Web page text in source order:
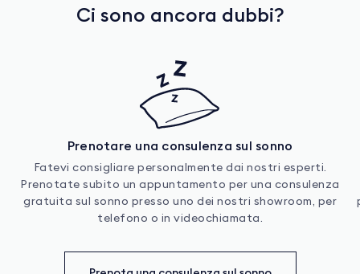
Ci sono ancora dubbi?
Prenotare una consulenza sul sonno
Fatevi consigliare personalmente dai nostri esperti.
Prenotate subito un appuntamento per una consulenza
gratuita sul sonno presso uno dei nostri showroom, per
telefono o in videochiamata.